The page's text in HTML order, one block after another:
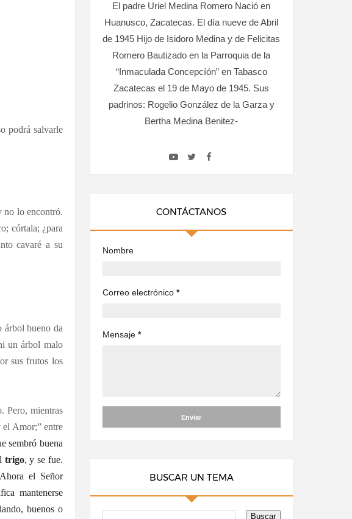
podrá salvarle
no lo encontró.
córtala; ¿para
cavaré a su
árbol bueno da
un árbol malo
sus frutos los
Pero, mientras
el Amor;” entre
sembró buena
trigo, y se fue.
el Señor
mantenerse
buenos o
El padre Uriel Medina Romero Nació en
Huanusco, Zacatecas. El día nueve de Abril
de 1945 Hijo de Isidoro Medina y de Felicitas
Romero Bautizado en la Parroquia de la
“Inmaculada Concepcíón” en Tabasco
Zacatecas el 19 de Mayo de 1945. Sus
padrinos: Rogelio González de la Garza y
Bertha Medina Benitez-
CONTÁCTANOS
Nombre
Correo electrónico *
Mensaje *
BUSCAR UN TEMA